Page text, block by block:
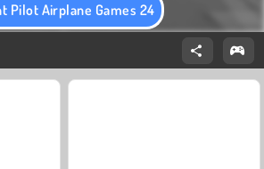
Pilot Airplane Games 24